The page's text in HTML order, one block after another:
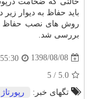
باید حفاظ به دیوار
روش های نصب حفاظ
بررسی شد.
1398/08/08
5.0
/
5
تگهای خبر:
رپورتاژ